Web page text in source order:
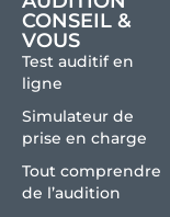
CONSEIL &
VOUS
Test auditif en
ligne
Simulateur de
prise en charge
Tout comprendre
de l’audition